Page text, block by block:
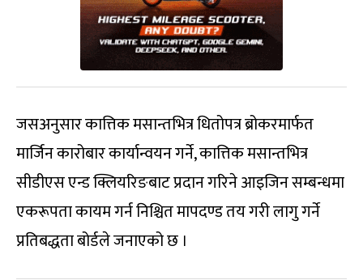
जसअनुसार कात्तिक मसान्तभित्र धितोपत्र ब्रोकरमार्फत
मार्जिन कारोबार कार्यान्वयन गर्ने, कात्तिक मसान्तभित्र
सीडीएस एन्ड क्लियरिङबाट प्रदान गरिने आइजिन सम्बन्धमा
एकरूपता कायम गर्न निश्चित मापदण्ड तय गरी लागु गर्ने
प्रतिबद्धता बोर्डले जनाएको छ ।